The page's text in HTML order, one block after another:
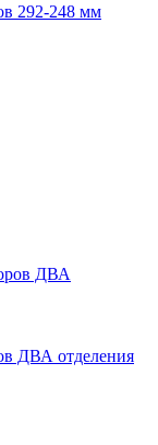
292-248 мм
ДВА отделения